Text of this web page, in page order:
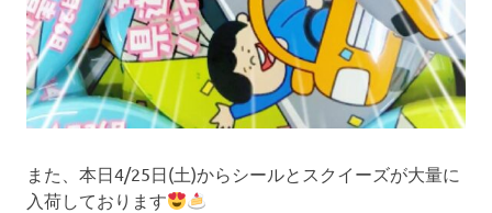
また、本日4/25日(土)からシールとスクイーズが大量に
入荷しております